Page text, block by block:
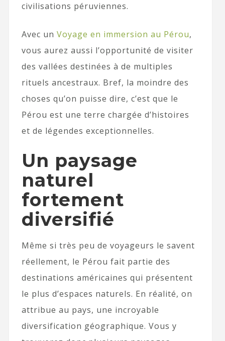
civilisations péruviennes.
Avec un Voyage en immersion au Pérou,
vous aurez aussi l’opportunité de visiter
des vallées destinées à de multiples
rituels ancestraux. Bref, la moindre des
choses qu’on puisse dire, c’est que le
Pérou est une terre chargée d’histoires
et de légendes exceptionnelles.
Un paysage
naturel
fortement
diversifié
Même si très peu de voyageurs le savent
réellement, le Pérou fait partie des
destinations américaines qui présentent
le plus d’espaces naturels. En réalité, on
attribue au pays, une incroyable
diversification géographique. Vous y